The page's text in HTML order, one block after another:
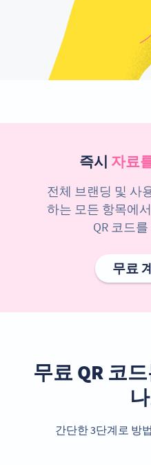
즉시 자료
전체 브랜딩 및 사
하는 모든 항목에
QR 코드
무료
무료 QR 코
간단한 3단계로 방